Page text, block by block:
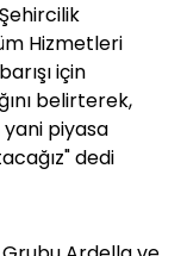
Hizmetleri
için
belirterek,
piyasa
dedi